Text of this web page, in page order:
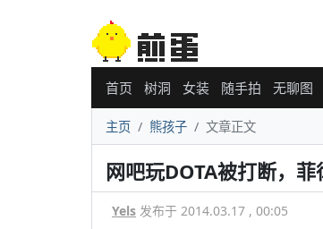
首页 树洞 女装 随手拍 无聊图
主页 熊孩子 文章正文
网吧玩DOTA被打断，
Yels 发布于 2014.03.17 , 00:05